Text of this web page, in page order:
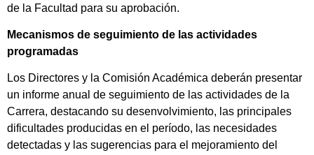
de la Facultad para su aprobación.
Mecanismos de seguimiento de las actividades
programadas
Los Directores y la Comisión Académica deberán presentar
un informe anual de seguimiento de las actividades de la
Carrera, destacando su desenvolvimiento, las principales
dificultades producidas en el período, las necesidades
detectadas y las sugerencias para el mejoramiento del